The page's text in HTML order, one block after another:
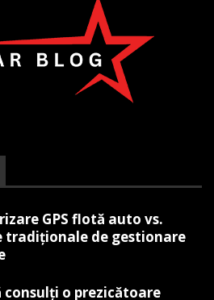
GPS flotă auto vs.
tradiționale de gestionare
consulți o prezicătoare